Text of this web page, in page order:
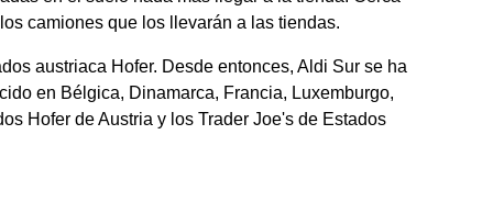
camiones que los llevarán a las tiendas.
austriaca Hofer. Desde entonces, Aldi Sur se ha
en Bélgica, Dinamarca, Francia, Luxemburgo,
Hofer de Austria y los Trader Joe's de Estados